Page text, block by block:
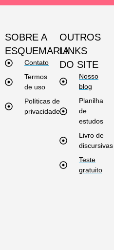
SOBRE A
ESQUEMARIA
Contato
Termos
de uso
Políticas de
privacidade
OUTROS
LINKS
DO SITE
Nosso
blog
Planilha
de
estudos
Livro de
discursivas
Teste
gratuito